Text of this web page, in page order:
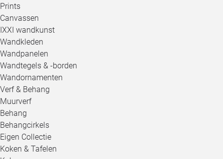
Prints
Canvassen
IXXI wandkunst
Wandkleden
Wandpanelen
Wandtegels & -borden
Wandornamenten
Verf & Behang
Muurverf
Behang
Behangcirkels
Eigen Collectie
Koken & Tafelen